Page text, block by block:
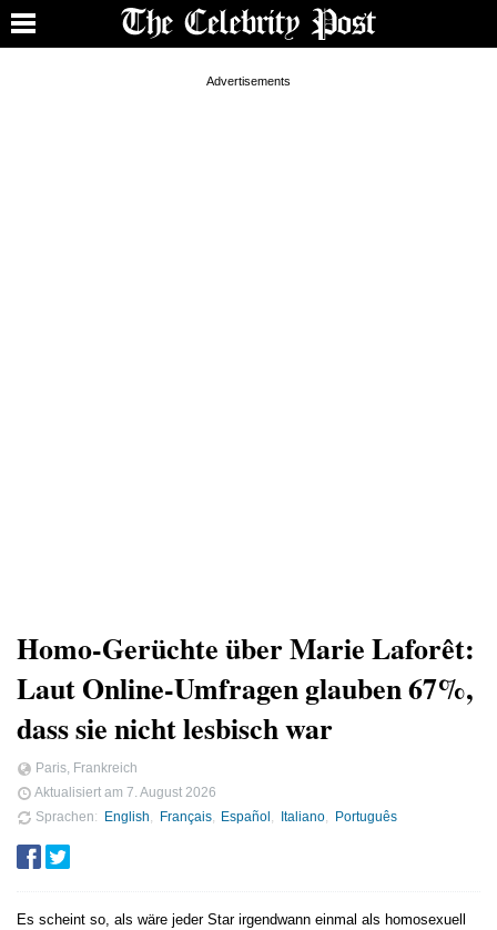
Homo-Gerüchte über Marie Laforêt:
Laut Online-Umfragen glauben 67%,
dass sie nicht lesbisch war
Paris, Frankreich
Aktualisiert am 7. August 2026
Sprachen
English Français Español Italiano Português
Es scheint so, als wäre jeder Star irgendwann einmal als homosexuell